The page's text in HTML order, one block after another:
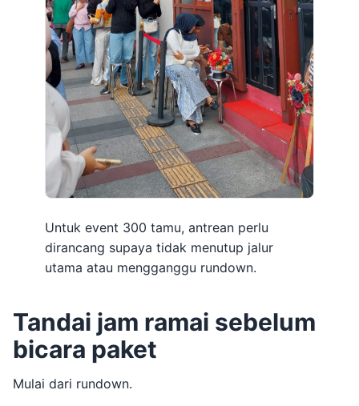
Untuk event 300 tamu, antrean perlu
dirancang supaya tidak menutup jalur
utama atau mengganggu rundown.
Tandai jam ramai sebelum
bicara paket
Mulai dari rundown.